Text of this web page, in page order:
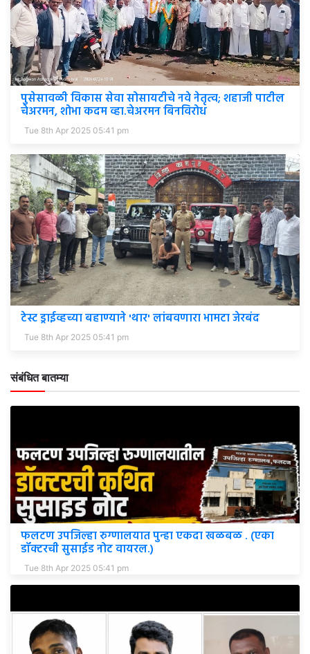
पुसेसावळी विकास सेवा सोसायटीचे नवे नेतृत्व; शहाजी पाटील
चेअरमन, शोभा कदम व्हा.चेअरमन बिनविरोध
Tue 8th Apr 2025 05:41 pm
टेस्ट ड्राईव्हच्या बहाण्याने 'थार' लांबवणारा भामटा जेरबंद
Tue 8th Apr 2025 05:41 pm
संबंधित बातम्या
फलटण उपजिल्हा रुग्णालयात पुन्हा एकदा खळबळ . (एका
डॉक्टरची सुसाईड नोट वायरल.)
Tue 8th Apr 2025 05:41 pm